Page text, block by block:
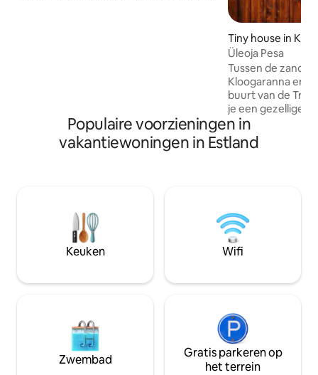
een prachtig park en grote speeltuin op
900 meter afstand.
Tiny house in
Üleoja Pesa
Tussen de
Kloogaranna en
buurt van de
je een gezellige
vatsauna. Dit is een plek voor wie rust en
natuur
voorbij op het
verblijf – ideaal
of een rustige
Treppoja-
op korte
Populaire voorzieningen in
vakantiewoningen in Estland
Keuken Wifi
Zwembad
Gratis parkeren op
het terrein